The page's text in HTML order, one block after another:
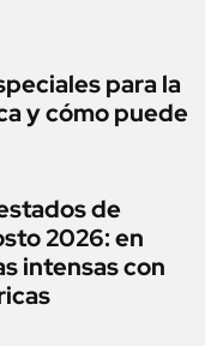
para la
y cómo puede
de
2026: en
intensas con